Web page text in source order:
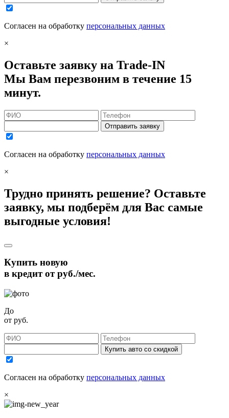
Согласен на обработку персональных данных
×
Оставьте заявку на Trade-IN
Мы Вам перезвоним в течение 15
минут.
Отправить заявку
Согласен на обработку персональных данных
×
Трудно принять решение? Оставьте
заявку, мы подберём для Вас самые
выгодные условия!
Купить новую
в кредит отруб./мес.
До
от руб.
Купить авто со скидкой
Согласен на обработку персональных данных
×